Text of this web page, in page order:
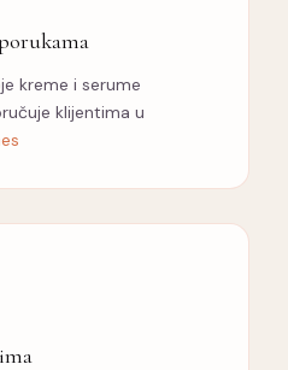
kreme i serume
klijentima u